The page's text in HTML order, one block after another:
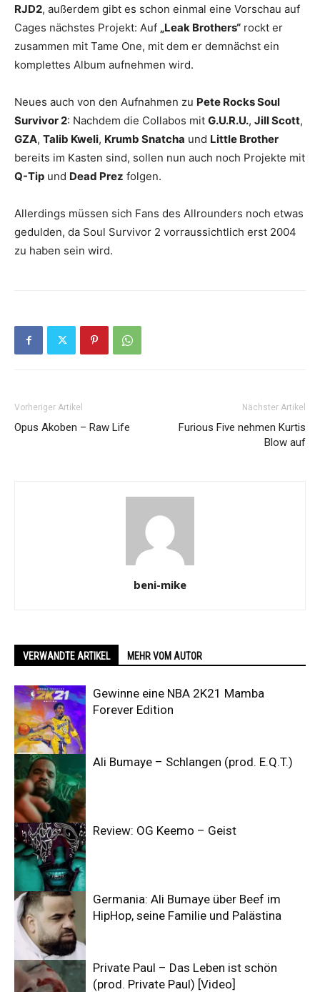
RJD2, außerdem gibt es schon einmal eine Vorschau auf
Cages nächstes Projekt: Auf „Leak Brothers“ rockt er
zusammen mit Tame One, mit dem er demnächst ein
komplettes Album aufnehmen wird.
Neues auch von den Aufnahmen zu Pete Rocks Soul
Survivor 2: Nachdem die Collabos mit G.U.R.U., Jill Scott,
GZA, Talib Kweli, Krumb Snatcha und Little Brother
bereits im Kasten sind, sollen nun auch noch Projekte mit
Q-Tip und Dead Prez folgen.
Allerdings müssen sich Fans des Allrounders noch etwas
gedulden, da Soul Survivor 2 vorraussichtlich erst 2004
zu haben sein wird.
Vorheriger Artikel
Opus Akoben – Raw Life
Nächster Artikel
Furious Five nehmen Kurtis
Blow auf
beni-mike
VERWANDTE ARTIKEL MEHR VOM AUTOR
Gewinne eine NBA 2K21 Mamba
Forever Edition
Ali Bumaye – Schlangen (prod. E.Q.T.)
Review: OG Keemo – Geist
Germania: Ali Bumaye über Beef im
HipHop, seine Familie und Palästina
Private Paul – Das Leben ist schön
(prod. Private Paul) [Video]